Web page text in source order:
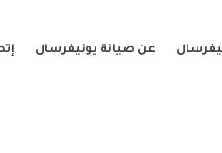
عن صيانة يونيفرسال